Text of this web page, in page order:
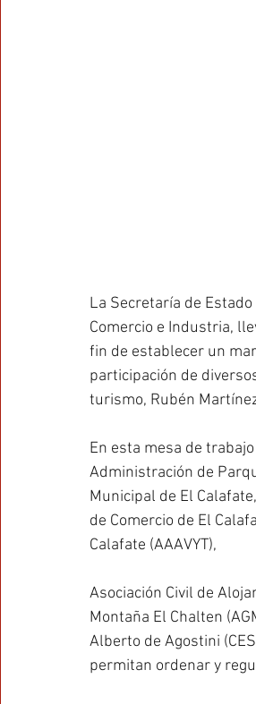
La Secretaría de
Comercio e Industria,
fin de establecer un
participación de
turismo, Rubén
En esta mesa de
Administración de
Municipal de El
de Comercio de El
Calafate (AAAVYT),
Asociación Civil de
Montaña El Chalten
Alberto de Agostini
permitan ordenar y